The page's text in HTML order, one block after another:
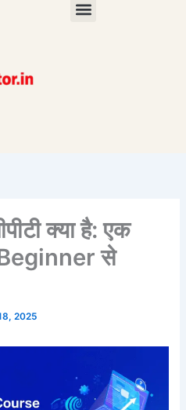
क्या है: एक
(Beginner से
2025